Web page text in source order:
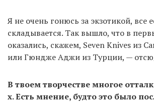
Я не очень гонюсь за экзотикой, все
складывается. Так вышло, что в
оказались, скажем, Seven Knives из
или Гюндже Аджи из Турции, —
В твоем творчестве многое
х. Есть мнение, будто это было